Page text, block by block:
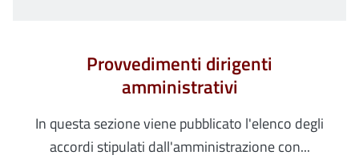
Provvedimenti dirigenti
amministrativi
In questa sezione viene pubblicato l'elenco degli
accordi stipulati dall'amministrazione con...